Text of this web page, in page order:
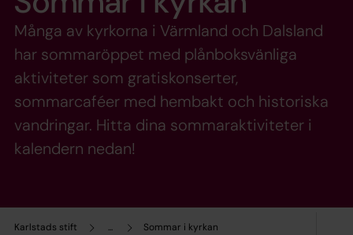
Karlstads stift ... Sommar i kyrkan
Många av kyrkorna i Värmland och Dalsland
har sommaröppet med plånboksvänliga
aktiviteter som gratiskonserter,
sommarcaféer med hembakt och historiska
vandringar. Hitta dina sommaraktiviteter i
kalendern nedan!